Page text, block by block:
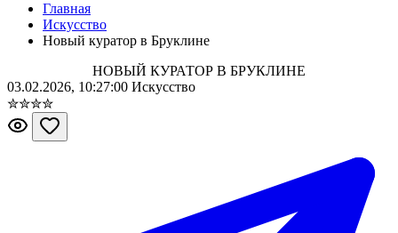
Главная
Искусство
Новый куратор в Бруклине
НОВЫЙ КУРАТОР В БРУКЛИНЕ
03.02.2026, 10:27:00 Искусство
✮✮✮✮